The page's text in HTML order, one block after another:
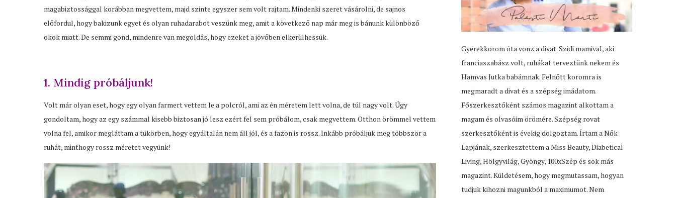
magabiztossággal korábban megvettem, majd szinte egyszer sem volt rajtam. Mindenki szeret vásárolni, de sajnos
előfordul, hogy bakizunk egyet és olyan ruhadarabot veszünk meg, amit a következő nap már meg is bánunk különböző
okok miatt. De semmi gond, mindenre van megoldás, hogy ezeket a jövőben elkerülhessük.
1. Mindig próbáljunk!
Volt már olyan eset, hogy egy olyan farmert vettem le a polcról, ami az én méretem lett volna, de túl nagy volt. Úgy
gondoltam, hogy az egy számmal kisebb biztosan jó lesz ezért fel sem próbálom, csak megvettem. Otthon örömmel vettem
volna fel, amikor megláttam a tükörben, hogy egyáltalán nem áll jól, és a fazon is rossz. Inkább próbáljuk meg többször a
ruhát, minthogy rossz méretet vegyünk!
Gyerekkorom óta vonz a divat. Szidi mamival, aki
franciaszabász volt, ruhákat terveztünk nekem és
Hamvas Jutka babámnak. Felnőtt koromra is
megmaradt a divat és a szépség imádatom.
Főszerkesztőként számos magazint alkottam a
magam és olvasóim örömére. Szépség rovat
szerkesztőként is évekig dolgoztam. Írtam a Nők
Lapjának, szerkesztettem a Miss Beauty, Diabetical
Living, Hölgyvilág, Gyöngy, 100xSzép és sok más
magazint. Küldetésem, hogy megmutassam, hogyan
tudjuk kihozni magunkból a maximumot. Nem